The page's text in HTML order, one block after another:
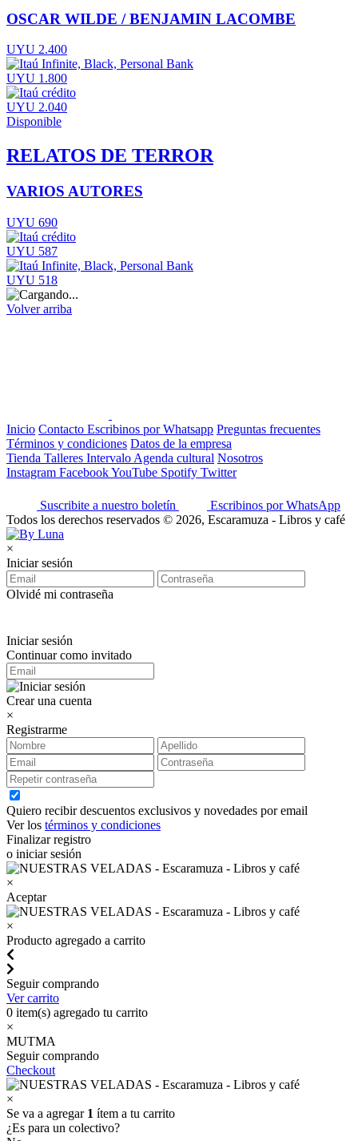
OSCAR WILDE / BENJAMIN LACOMBE
UYU 2.400
UYU 1.800
UYU 2.040
Disponible
RELATOS DE TERROR
VARIOS AUTORES
UYU 690
UYU 587
UYU 518
Volver arriba
Inicio Contacto Escribinos por Whatsapp Preguntas frecuentes
Términos y condiciones Datos de la empresa
Tienda Talleres Intervalo Agenda cultural Nosotros
Instagram FacebookYouTube Spotify Twitter
Suscribite a nuestro boletín
Escribinos por WhatsApp
Todos los derechos reservados © 2026, Escaramuza - Libros y café
×
Iniciar sesión
Olvidé mi contraseña
Iniciar sesión
Continuar como invitado
Crear una cuenta
×
Registrarme
Quiero recibir descuentos exclusivos y novedades por email
Ver los términos y condiciones
Finalizar registro
o iniciar sesión
×
Aceptar
×
Producto agregado a carrito
Seguir comprando
Ver carrito
0 item(s) agregado tu carrito
×
MUTMA
Seguir comprando
Checkout
×
Se va a agregar 1 ítem a tu carrito
¿Es para un colectivo?